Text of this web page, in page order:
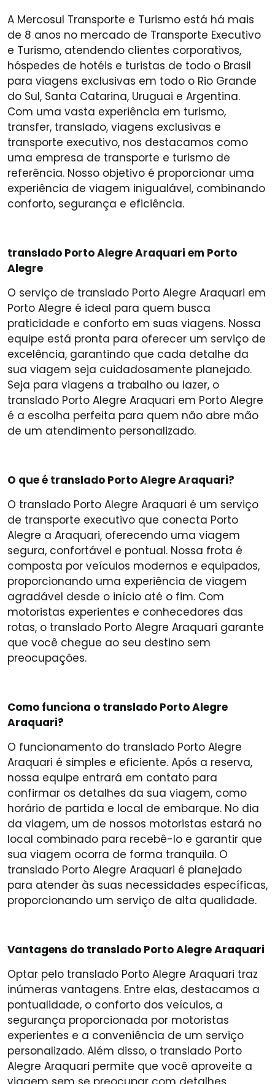
A Mercosul Transporte e Turismo está há mais
de 8 anos no mercado de Transporte Executivo
e Turismo, atendendo clientes corporativos,
hóspedes de hotéis e turistas de todo o Brasil
para viagens exclusivas em todo o Rio Grande
do Sul, Santa Catarina, Uruguai e Argentina.
Com uma vasta experiência em turismo,
transfer, translado, viagens exclusivas e
transporte executivo, nos destacamos como
uma empresa de transporte e turismo de
referência. Nosso objetivo é proporcionar uma
experiência de viagem inigualável, combinando
conforto, segurança e eficiência.
translado Porto Alegre Araquari em Porto
Alegre
O serviço de translado Porto Alegre Araquari em
Porto Alegre é ideal para quem busca
praticidade e conforto em suas viagens. Nossa
equipe está pronta para oferecer um serviço de
excelência, garantindo que cada detalhe da
sua viagem seja cuidadosamente planejado.
Seja para viagens a trabalho ou lazer, o
translado Porto Alegre Araquari em Porto Alegre
é a escolha perfeita para quem não abre mão
de um atendimento personalizado.
O que é translado Porto Alegre Araquari?
O translado Porto Alegre Araquari é um serviço
de transporte executivo que conecta Porto
Alegre a Araquari, oferecendo uma viagem
segura, confortável e pontual. Nossa frota é
composta por veículos modernos e equipados,
proporcionando uma experiência de viagem
agradável desde o início até o fim. Com
motoristas experientes e conhecedores das
rotas, o translado Porto Alegre Araquari garante
que você chegue ao seu destino sem
preocupações.
Como funciona o translado Porto Alegre
Araquari?
O funcionamento do translado Porto Alegre
Araquari é simples e eficiente. Após a reserva,
nossa equipe entrará em contato para
confirmar os detalhes da sua viagem, como
horário de partida e local de embarque. No dia
da viagem, um de nossos motoristas estará no
local combinado para recebê-lo e garantir que
sua viagem ocorra de forma tranquila. O
translado Porto Alegre Araquari é planejado
para atender às suas necessidades específicas,
proporcionando um serviço de alta qualidade.
Vantagens do translado Porto Alegre Araquari
Optar pelo translado Porto Alegre Araquari traz
inúmeras vantagens. Entre elas, destacamos a
pontualidade, o conforto dos veículos, a
segurança proporcionada por motoristas
experientes e a conveniência de um serviço
personalizado. Além disso, o translado Porto
Alegre Araquari permite que você aproveite a